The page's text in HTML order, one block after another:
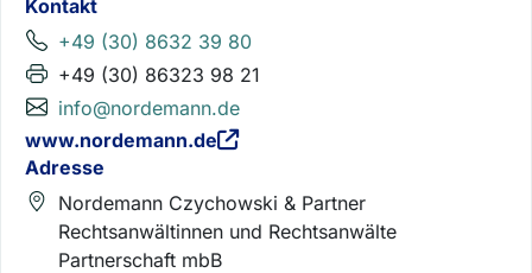
Kontakt
+49 (30) 8632 39 80
+49 (30) 86323 98 21
info@nordemann.de
www.nordemann.de
Adresse
Nordemann Czychowski & Partner
Rechtsanwältinnen und Rechtsanwälte
Partnerschaft mbB